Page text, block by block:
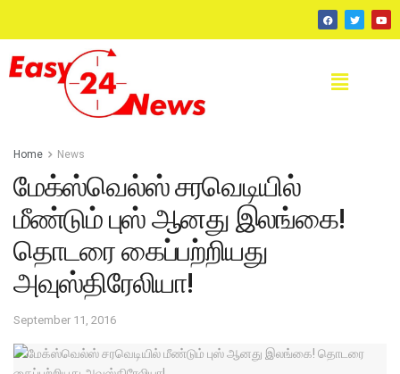
Home News
மேக்ஸ்வெல்ஸ் சரவெடியில்
மீண்டும் புஸ் ஆனது இலங்கை!
தொடரை கைப்பற்றியது
அவுஸ்திரேலியா!
September 11, 2016